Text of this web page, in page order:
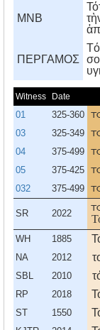
MNB
ΠΕΡΓΑΜΟΣ
Witness Date
01 325-360
03 325-349
04 375-499
05 375-425
032 375-499
SR 2022
WH 1885
NA 2012
SBL 2010
RP 2018
ST 1550